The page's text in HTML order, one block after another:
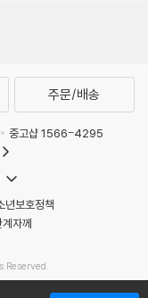
주문/배송
중고샵 1566-4295
년보호정책
자께
Reserved.